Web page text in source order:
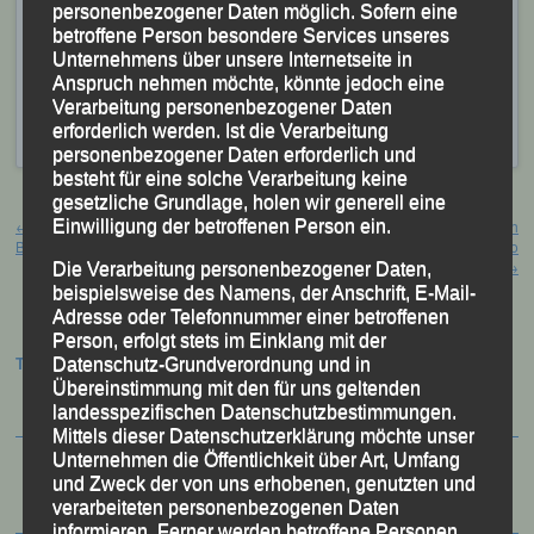
Meisterschaften für die Heim-Weltmeisterschaften
Ende August in Bernau bei Berlin zu qualifizieren
können.
VeröffentlichtinAktuelles ,Archiv 2022
Beitragsnavigation
←
Lisa Fuchs mit neuer 10-km-
Bestzeit!￼
Doppelsieg im Halbmarathon durch
Stephan Fruhmann und Mario
→
Termine:
personenbezogener Daten möglich. Sofern eine
betroffene Person besondere Services unseres
Unternehmens über unsere Internetseite in
Anspruch nehmen möchte, könnte jedoch eine
Verarbeitung personenbezogener Daten
erforderlich werden. Ist die Verarbeitung
personenbezogener Daten erforderlich und
besteht für eine solche Verarbeitung keine
gesetzliche Grundlage, holen wir generell eine
Einwilligung der betroffenen Person ein.
Die Verarbeitung personenbezogener Daten,
beispielsweise des Namens, der Anschrift, E-Mail-
Adresse oder Telefonnummer einer betroffenen
Person, erfolgt stets im Einklang mit der
Datenschutz-Grundverordnung und in
Übereinstimmung mit den für uns geltenden
landesspezifischen Datenschutzbestimmungen.
Mittels dieser Datenschutzerklärung möchte unser
Unternehmen die Öffentlichkeit über Art, Umfang
und Zweck der von uns erhobenen, genutzten und
verarbeiteten personenbezogenen Daten
informieren. Ferner werden betroffene Personen